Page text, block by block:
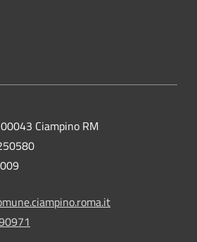
Ciampino RM